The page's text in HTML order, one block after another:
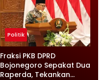
Politik
Fraksi PKB DPRD
Bojonegoro Sepakat Dua
Raperda, Tekankan